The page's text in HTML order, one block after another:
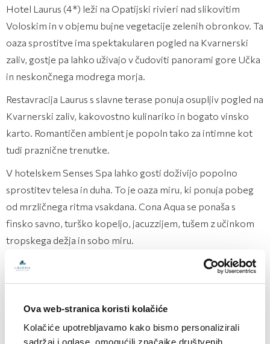
Ova web-stranica koristi kolačiće
Kolačiće upotrebljavamo kako bismo personalizirali
sadržaj i oglase, omogućili značajke društvenih
Hotel Laurus (4*) leži na Opatijski rivieri nad slikovitim
Voloskim in v objemu bujne vegetacije zelenih obronkov. Ta
oaza sprostitve ima spektakularen pogled na Kvarnerski
zaliv, gostje pa lahko uživajo v čudoviti panorami gore Učka
in neskončnega modrega morja.
Restavracija Laurus s slavne terase ponuja osupljiv pogled na
Kvarnerski zaliv, kakovostno kulinariko in bogato vinsko
karto. Romantičen ambient je popoln tako za intimne kot
tudi praznične trenutke.
V hotelskem Senses Spa lahko gosti doživijo popolno
sprostitev telesa in duha. To je oaza miru, ki ponuja pobeg
od mrzličnega ritma vsakdana. Cona Aqua se ponaša s
finsko savno, turško kopeljo, jacuzzijem, tušem z učinkom
tropskega dežja in sobo miru.